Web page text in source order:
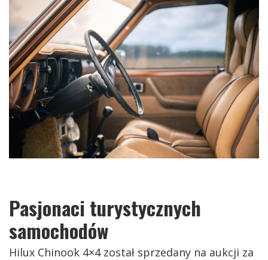
Pasjonaci turystycznych
samochodów
Hilux Chinook 4×4 został sprzedany na aukcji za